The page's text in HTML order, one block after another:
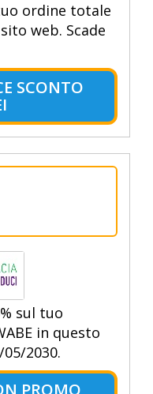
ordine totale
web. Scade
SCONTO
sul tuo
in questo
2030.